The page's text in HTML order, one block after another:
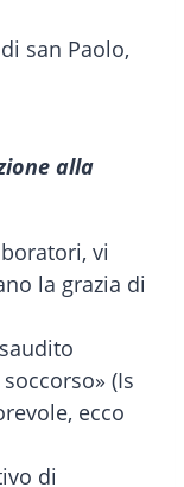
san Paolo,
alla
vi
la grazia di
(Is
ecco
di